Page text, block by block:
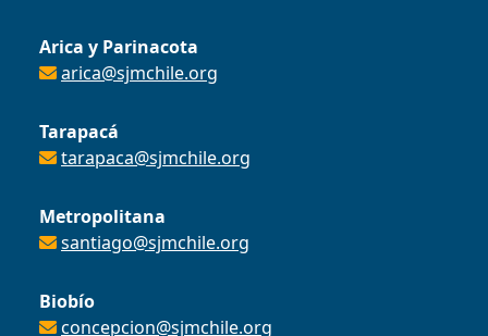
Arica y Parinacota
arica@sjmchile.org
Tarapacá
tarapaca@sjmchile.org
Metropolitana
santiago@sjmchile.org
Biobío
concepcion@sjmchile.org